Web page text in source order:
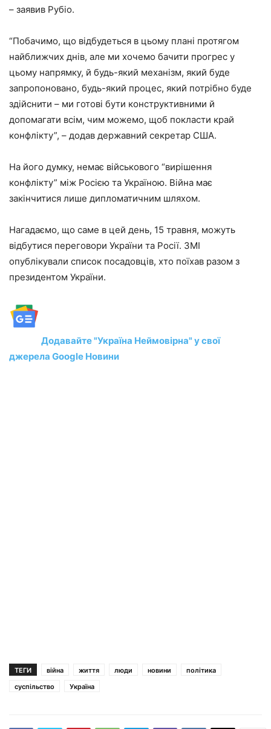
– заявив Рубіо.
“Побачимо, що відбудеться в цьому плані протягом
найближчих днів, але ми хочемо бачити прогрес у
цьому напрямку, й будь-який механізм, який буде
запропоновано, будь-який процес, який потрібно буде
здійснити – ми готові бути конструктивними й
допомагати всім, чим можемо, щоб покласти край
конфлікту”, – додав державний секретар США.
На його думку, немає військового “вирішення
конфлікту” між Росією та Україною. Війна має
закінчитися лише дипломатичним шляхом.
Нагадаємо, що саме в цей день, 15 травня, можуть
відбутися переговори України та Росії. ЗМІ
опублікували список посадовців, хто поїхав разом з
президентом України.
Додавайте "Україна Неймовірна" у свої
джерела Google Новини
ТЕГИ війна життя люди новини
політика
суспільство
Україна